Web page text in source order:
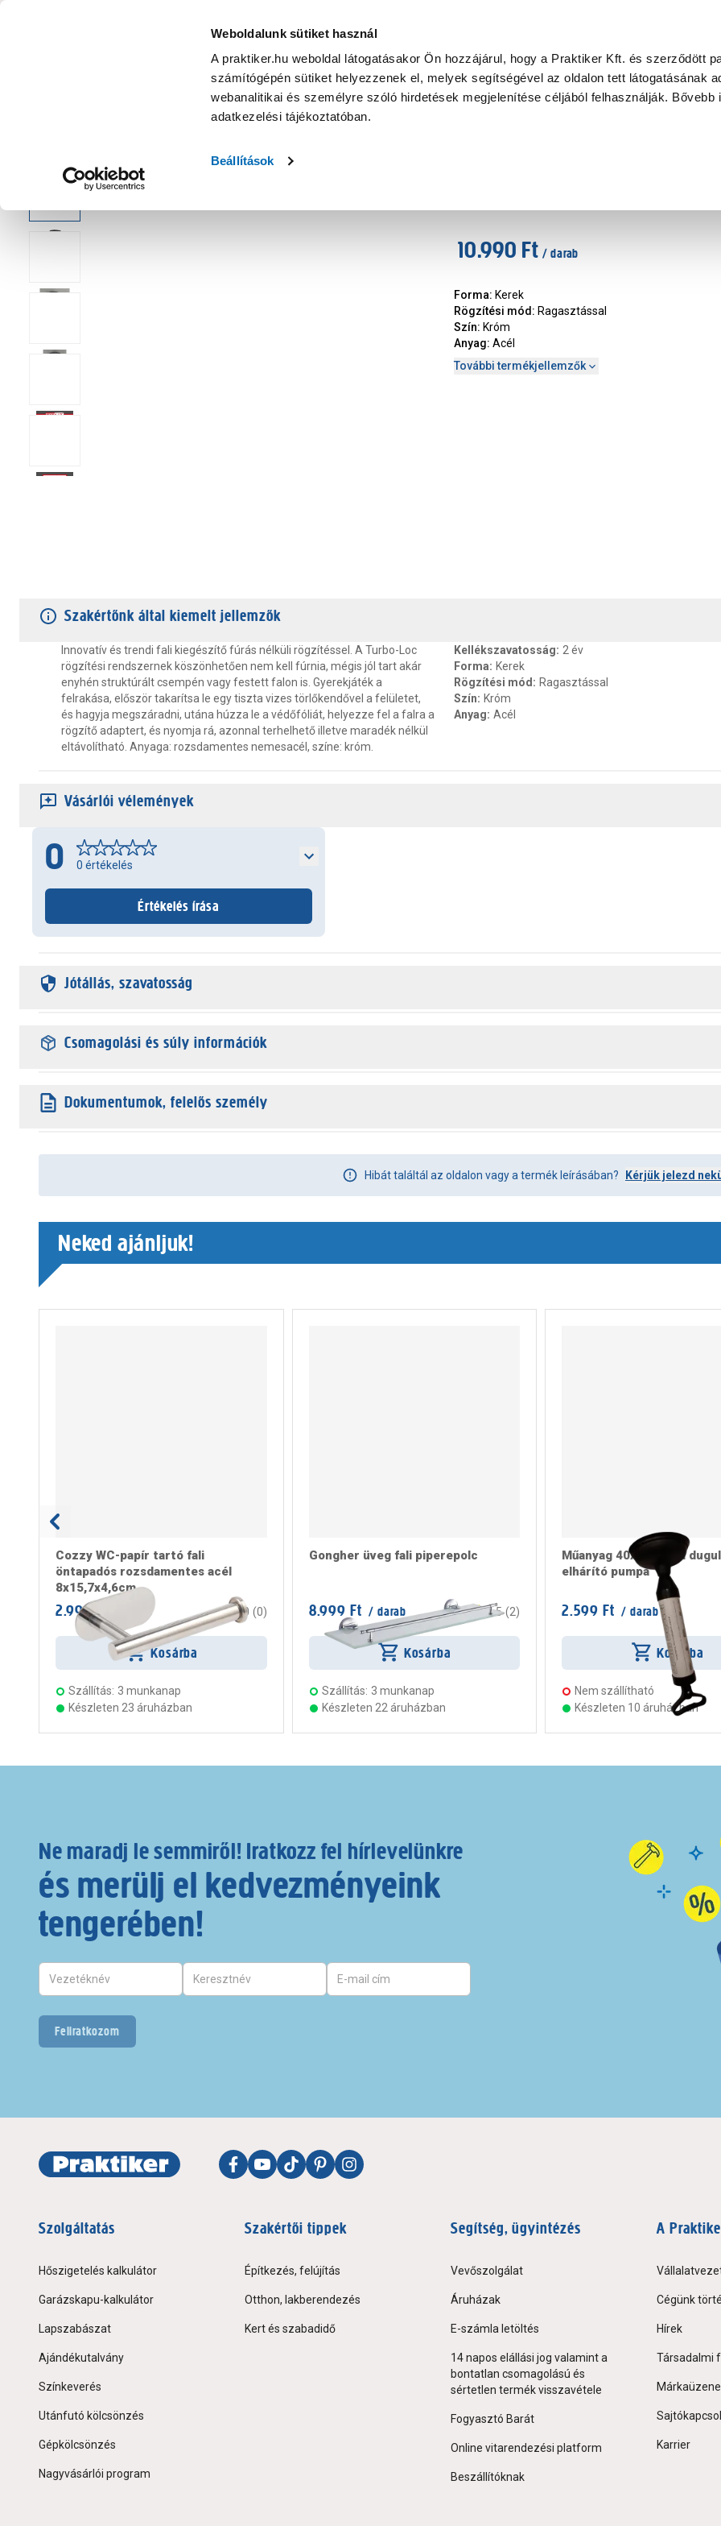
Weboldalunk sütiket használ
A praktiker.hu weboldal látogatásakor Ön hozzájárul, hogy a Praktiker Kft. és szerződött
számítógépén sütiket helyezzenek el, melyek segítségével az oldalon tett látogatásának
webanalitikai és személyre szóló hirdetések megjelenítése céljából felhasználják. Bővebb
adatkezelési tájékoztatóban.
Beállítások
KATEGÓRIÁK
Nyereményjáték Praktiker Professional Szakiajánló Ügyintézés és Információ
10.990 Ft / darab
Forma: Kerek
Rögzítési mód : Ragasztással
Szín: Króm
Anyag: Acél
További termékjellemzők
Szakértőnk által kiemelt jellemzők
Innovatív és trendi fali kiegészítő fúrás nélküli rögzítéssel. A Turbo-Loc
rögzítési rendszernek köszönhetően nem kell fúrnia, mégis jól tart akár
enyhén struktúrált csempén vagy festett falon is. Gyerekjáték a
felrakása, először takarítsa le egy tiszta vizes törlőkendővel a felületet,
és hagyja megszáradni, utána húzza le a védőfóliát, helyezze fel a falra a
rögzítő adaptert, és nyomja rá, azonnal terhelhető illetve maradék nélkül
eltávolítható. Anyaga: rozsdamentes nemesacél, színe: króm.
Kellékszavatosság: 2 év
Forma: Kerek
Rögzítési mód : Ragasztással
Szín: Króm
Anyag: Acél
Vásárlói vélemények
0 0 értékelés
Értékelés írása
Jótállás, szavatosság
Csomagolási és súly információk
Dokumentumok, felelős személy
Hibát találtál az oldalon vagy a termék leírásában? Kérjük jelezd
Neked ajánljuk!
Cozzy WC-papír tartó fali
öntapadós rozsdamentes acél
8x15,7x4,6cm
2.999 Ft / darab 0 (0)
Kosárba
Szállítás: 3 munkanap
Készleten 23 áruházban
Gongher üveg fali piperepolc
8.999 Ft / darab 4.5 (2)
Kosárba
Szállítás: 3 munkanap
Készleten 22 áruházban
Műanyag 40x16x7 cm
elhárító pumpa
2.599 Ft / darab
Kosárba
Nem szállítható
Készleten 10 áruházban
Ne maradj le semmiről! Iratkozz fel hírlevelünkre
és merülj el kedvezményeink
tengerében!
Feliratkozom
Szolgáltatás
Hőszigetelés kalkulátor
Garázskapu-kalkulátor
Lapszabászat
Ajándékutalvány
Színkeverés
Utánfutó kölcsönzés
Gépkölcsönzés
Nagyvásárlói program
Szakértői tippek
Építkezés, felújítás
Otthon, lakberendezés
Kert és szabadidő
Segítség, ügyintézés
Vevőszolgálat
Áruházak
E-számla letöltés
14 napos elállási jog valamint a
bontatlan csomagolású és
sértetlen termék visszavétele
Fogyasztó Barát
Online vitarendezési platform
Beszállítóknak
A
Cégünk
Hírek
Társadalmi
Karrier